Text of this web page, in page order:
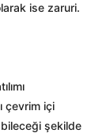
ise zaruri.
çevrim içi
şekilde